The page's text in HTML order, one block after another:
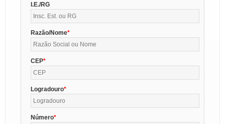
I.E./RG
Razão/Nome
CEP
Logradouro
Número